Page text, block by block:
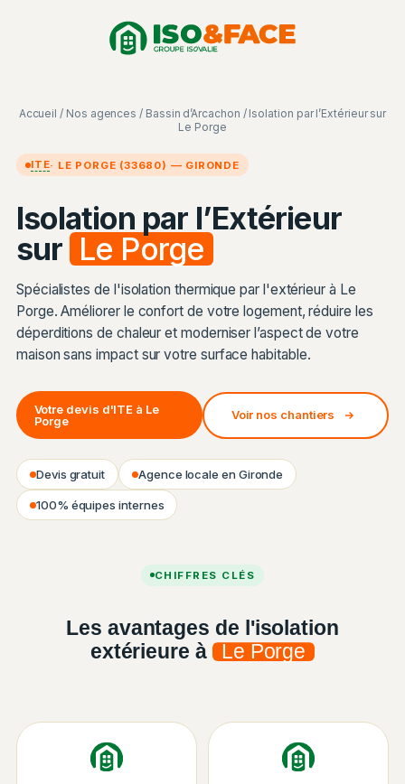
Accueil / Nos agences / Bassin d’Arcachon / Isolation par l’Extérieur sur
Le Porge
ITE· LE PORGE (33680) — GIRONDE
Isolation par l’Extérieur
sur Le Porge
Spécialistes de l'isolation thermique par l'extérieur à Le
Porge. Améliorer le confort de votre logement, réduire les
déperditions de chaleur et moderniser l’aspect de votre
maison sans impact sur votre surface habitable.
Votre devis d'ITE à Le
Porge
Voir nos chantiers
Devis gratuit Agence locale en Gironde
100% équipes internes
Chantier ISO&FACE — Isolation thermique par l'extérieur
CHIFFRES CLÉS
Les avantages de l'isolation
extérieure à
Le Porge